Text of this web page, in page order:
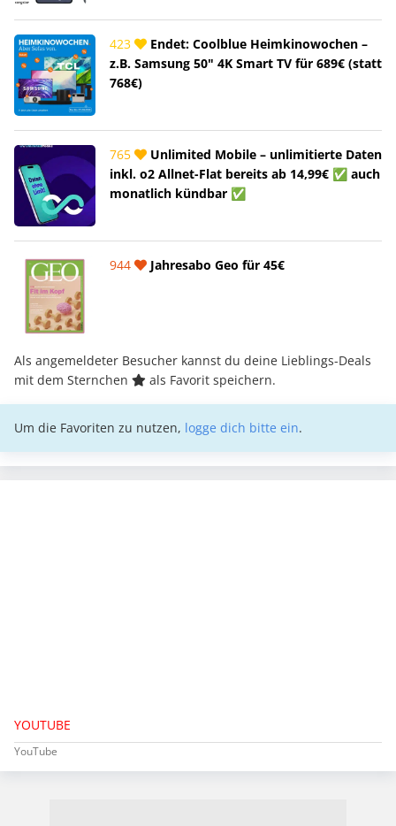
423
Endet: Coolblue Heimkinowochen –
z.B. Samsung 50" 4K Smart TV für 689€ (statt
768€)
765
Unlimited Mobile – unlimitierte Daten
inkl. o2 Allnet-Flat bereits ab 14,99€ ✅ auch
monatlich kündbar ✅
944 Jahresabo Geo für 45€
Als angemeldeter Besucher kannst du deine Lieblings-Deals
mit dem Sternchen
als Favorit speichern.
Um die Favoriten zu nutzen, logge dich bitte ein.
YOUTUBE
YouTube